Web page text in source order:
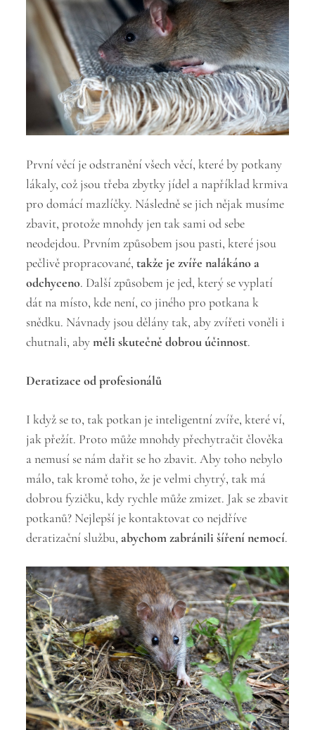
První věcí je odstranění všech věcí, které by potkany
lákaly, což jsou třeba zbytky jídel a například krmiva
pro domácí mazlíčky. Následně se jich nějak musíme
zbavit, protože mnohdy jen tak sami od sebe
neodejdou. Prvním způsobem jsou pasti, které jsou
pečlivě propracované,takže je zvíře nalákáno a
odchyceno. Další způsobem je jed, který se vyplatí
dát na místo, kde není, co jiného pro potkana k
snědku. Návnady jsou dělány tak, aby zvířeti voněli i
chutnali, abyměli skutečně dobrou účinnost.
Deratizace od profesionálů
I když se to, tak potkan je inteligentní zvíře, které ví,
jak přežít. Proto může mnohdy přechytračit člověka
a nemusí se nám dařit se ho zbavit. Aby toho nebylo
málo, tak kromě toho, že je velmi chytrý, tak má
dobrou fyzičku, kdy rychle může zmizet. Jak se zbavit
potkanů? Nejlepší je kontaktovat co nejdříve
deratizační službu,abychom zabránili šíření nemocí.